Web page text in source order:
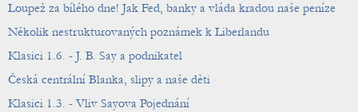
Loupež za bílého dne! Jak Fed, banky a vláda kradou naše peníze
Několik nestrukturovaných poznámek k Liberlandu
Klasici 1.6. - J. B. Say a podnikatel
Česká centrální Blanka, slipy a naše děti
Klasici 1.3. - Vliv Sayova Pojednání